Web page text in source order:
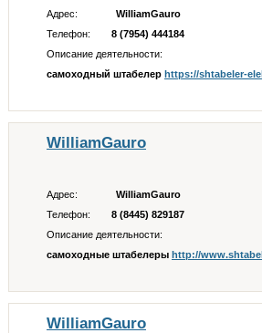
Адрес:
WilliamGauro
Телефон:
8 (7954) 444184
Описание деятельности:
самоходный штабелер https://shtabeler-
WilliamGauro
Адрес:
WilliamGauro
Телефон:
8 (8445) 829187
Описание деятельности:
самоходные штабелеры http://
WilliamGauro